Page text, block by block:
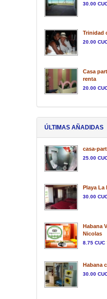
30.00
Trinidad
20.00
Casa
renta
20.00
ÚLTIMAS AÑADIDAS
casa-
25.00
Playa La
30.00
Habana
Nicolas
8.75 CUC
Habana
30.00